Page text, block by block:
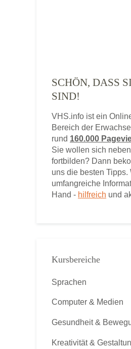
SCHÖN, DASS
SIND!
VHS.info ist ein
Bereich der
rund 160.000
Sie wollen sich
fortbilden? Dann
uns die besten Tipps.
umfangreiche
Hand - hilfreich und
Kursbereiche
Sprachen
Computer & Medien
Gesundheit &
Kreativität &